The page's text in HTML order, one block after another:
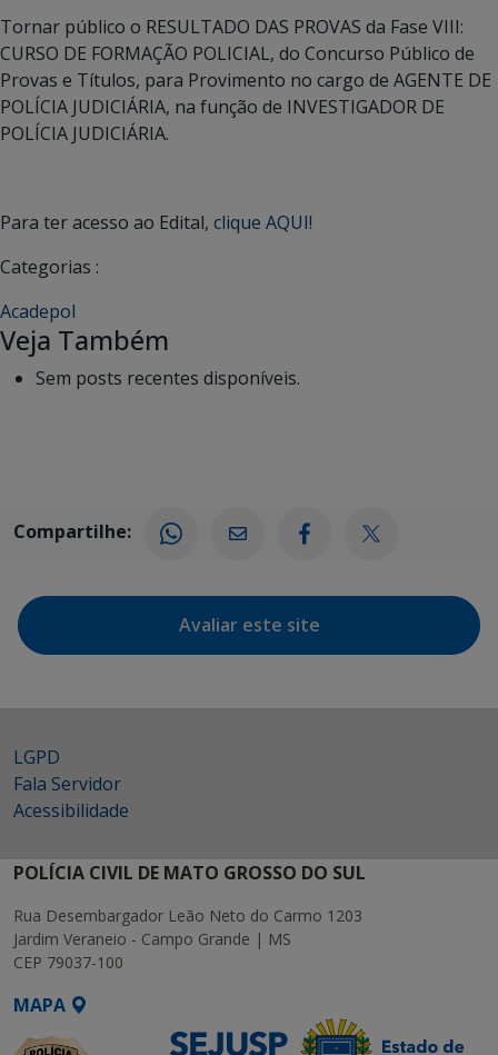
Tornar público o RESULTADO DAS PROVAS da Fase VIII:
CURSO DE FORMAÇÃO POLICIAL, do Concurso Público de
Provas e Títulos, para Provimento no cargo de AGENTE DE
POLÍCIA JUDICIÁRIA, na função de INVESTIGADOR DE
POLÍCIA JUDICIÁRIA.
Para ter acesso ao Edital, clique AQUI!
Categorias :
Acadepol
Veja Também
Sem posts recentes disponíveis.
Compartilhe:
Avaliar este site
LGPD
Fala Servidor
Acessibilidade
POLÍCIA CIVIL DE MATO GROSSO DO SUL
Rua Desembargador Leão Neto do Carmo 1203
Jardim Veraneio - Campo Grande | MS
CEP 79037-100
MAPA